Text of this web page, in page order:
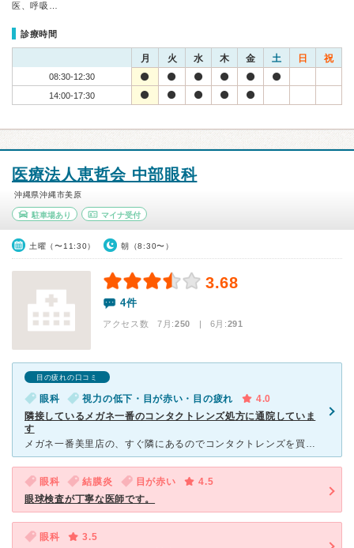
医、呼吸…
診療時間
月 火 水 木 金 土 日 祝
08:30-12:30
14:00-17:30
医療法人恵哲会 中部眼科
沖縄県沖縄市美原
駐車場あり マイナ受付
土曜（〜11:30） 朝（8:30〜）
3.68
4件
アクセス数 7月:250 | 6月:291
目の疲れの口コミ
眼科 視力の低下・目が赤い・目の疲れ
4.0
隣接しているメガネ一番のコンタクトレンズ処方に通院していま
す
メガネ一番美里店の、すぐ隣にあるのでコンタクトレンズを買うとき度数を調整してもらうときなどはいつもこちらを利用させてもらっています。 朝は八時15～開院しており、土曜日も午前中だけ開院しているので平
眼科 結膜炎 目が赤い
4.5
眼球検査が丁寧な医師です。
眼科
3.5